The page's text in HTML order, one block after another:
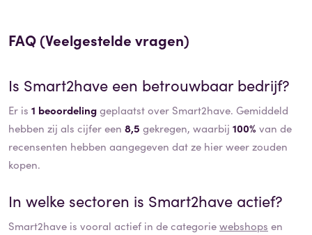
FAQ (Veelgestelde vragen)
Is Smart2have een betrouwbaar bedrijf?
Er is 1 beoordelinggeplaatst over Smart2have. Gemiddeld
hebben zij als cijfer een 8,5 gekregen, waarbij 100% van de
recensenten hebben aangegeven dat ze hier weer zouden
kopen.
In welke sectoren is Smart2have actief?
Smart2have is vooral actief in de categoriewebshops en